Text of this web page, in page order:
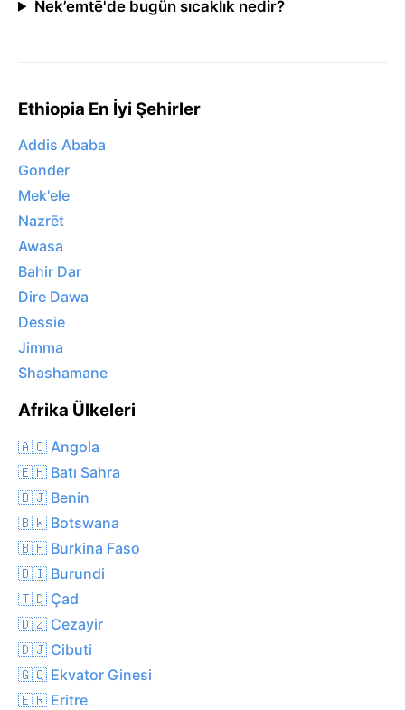
Nek’emtē'de bugün sıcaklık nedir?
Ethiopia En İyi Şehirler
Addis Ababa
Gonder
Mek'ele
Nazrēt
Awasa
Bahir Dar
Dire Dawa
Dessie
Jimma
Shashamane
Afrika Ülkeleri
🇦🇴 Angola
🇪🇭 Batı Sahra
🇧🇯 Benin
🇧🇼 Botswana
🇧🇫 Burkina Faso
🇧🇮 Burundi
🇹🇩 Çad
🇩🇿 Cezayir
🇩🇯 Cibuti
🇬🇶 Ekvator Ginesi
🇪🇷 Eritre